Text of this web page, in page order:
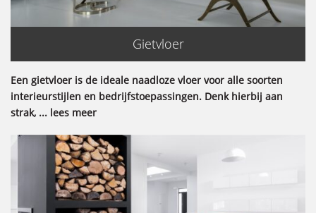
Gietvloer
Een gietvloer is de ideale naadloze vloer voor alle soorten
interieurstijlen en bedrijfstoepassingen. Denk hierbij aan
strak, ... lees meer